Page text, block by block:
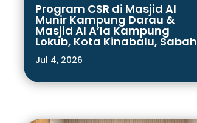
Program CSR di Masjid Al
Munir Kampung Darau &
Masjid Al A’la Kampung
Lokub, Kota Kinabalu, Sabah
Jul 4, 2026